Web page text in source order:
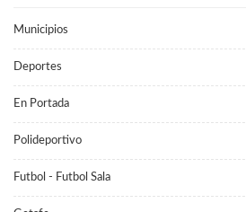
Municipios
Deportes
En Portada
Polideportivo
Futbol - Futbol Sala